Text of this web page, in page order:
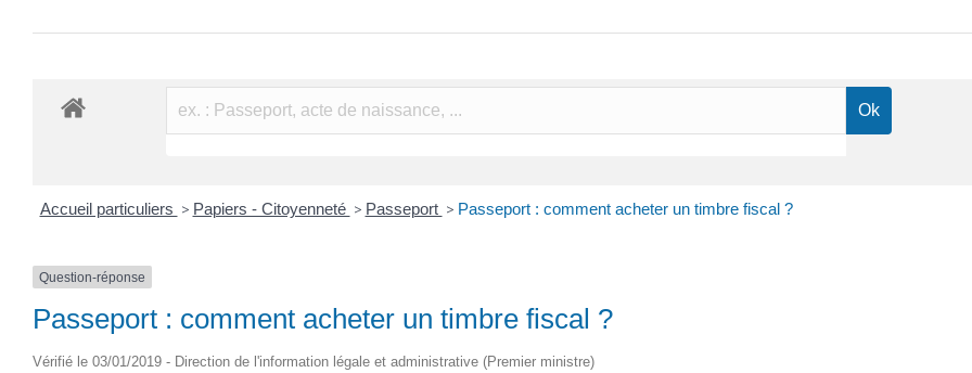
Accueil particuliers > Papiers - Citoyenneté > Passeport > Passeport : comment acheter un timbre fiscal ?
Question-réponse
Passeport : comment acheter un timbre fiscal ?
Vérifié le 03/01/2019 - Direction de l'information légale et administrative (Premier ministre)